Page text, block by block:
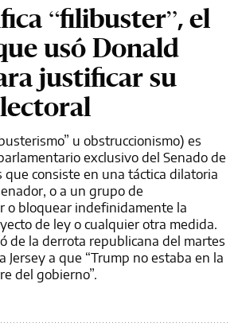
“filibuster”, el
usó Donald
justificar su
u obstruccionismo) es
exclusivo del Senado de
que consiste en una táctica dilatoria
o a un grupo de
o bloquear indefinidamente la
de ley o cualquier otra medida.
de la derrota republicana del martes
Jersey a que “Trump no estaba en la
del gobierno”.